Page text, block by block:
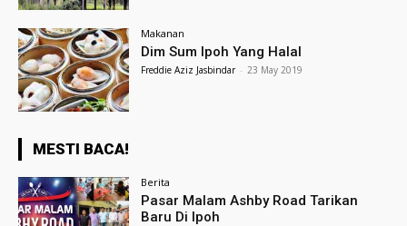
Makanan
Dim Sum Ipoh Yang Halal
Freddie Aziz Jasbindar - 23 May 2019
MESTI BACA!
Berita
Pasar Malam Ashby Road Tarikan
Baru Di Ipoh